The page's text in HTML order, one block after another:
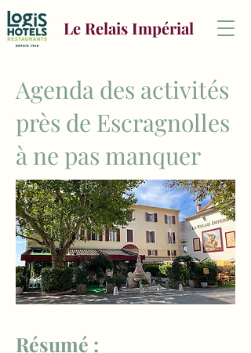
Le Relais Impérial
Agenda des activités
près de Escragnolles
à ne pas manquer
Résumé :